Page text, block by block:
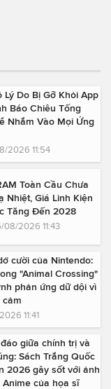
Lý Do Bị Gỡ Khỏi App
Báo Chiêu Tống
Nhắm Vào Mọi Ứng
2026 11:54
Toàn Cầu Chưa
Nhiệt, Giá Linh Kiện
Tăng Đến 2028
08/2026 11:43
cười của Nintendo:
"Animal Crossing"
phản ứng dữ dội vì
cảm
11:41
giữa chính trị và
Sách Trắng Quốc
2026 gây sốt với ảnh
của họa sĩ